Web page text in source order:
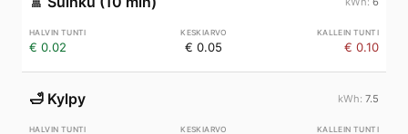
€ 0.02 € 0.05 € 0.10
🛁 Kylpy 7.5